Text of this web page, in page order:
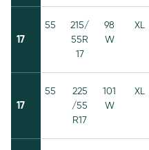
17
55
215/
55R
17
98
W
XL
17
55
225
/55
R17
101
W
XL